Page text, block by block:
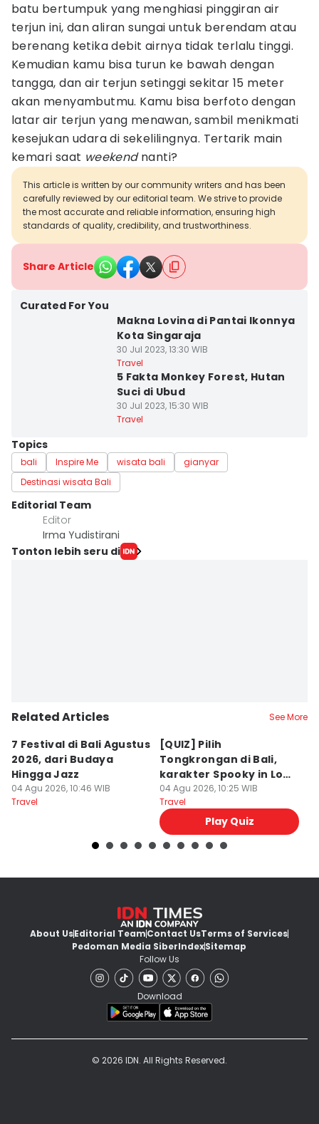
batu bertumpuk yang menghiasi pinggiran air
terjun ini, dan aliran sungai untuk berendam atau
berenang ketika debit airnya tidak terlalu tinggi.
Kemudian kamu bisa turun ke bawah dengan
tangga, dan air terjun setinggi sekitar 15 meter
akan menyambutmu. Kamu bisa berfoto dengan
latar air terjun yang menawan, sambil menikmati
kesejukan udara di sekelilingnya. Tertarik main
kemari saat weekendnanti?
This article is written by our community writers and has been
carefully reviewed by our editorial team. We strive to provide
the most accurate and reliable information, ensuring high
standards of quality, credibility, and trustworthiness.
Share Article
Curated For You
Makna Lovina di Pantai Ikonnya
Kota Singaraja
30 Jul 2023, 13:30 WIB
Travel
5 Fakta Monkey Forest, Hutan
Suci di Ubud
30 Jul 2023, 15:30 WIB
Travel
Topics
bali Inspire Me wisata bali
gianyar
Destinasi wisata Bali
Editorial Team
Editor
Irma Yudistirani
Tonton lebih seru di
Related Articles See More
7 Festival di Bali Agustus
2026, dari Budaya
Hingga Jazz
04 Agu 2026, 10:46 WIB
Travel
[QUIZ] Pilih
Tongkrongan di Bali,
karakter Spooky in Love
Ini Mirip Kamu
04 Agu 2026, 10:25 WIB
Travel
Play Quiz
About UsEditorial TeamContact UsTerms of Services
Pedoman Media SiberIndexSitemap
Follow Us
Download
© 2026 IDN. All Rights Reserved.